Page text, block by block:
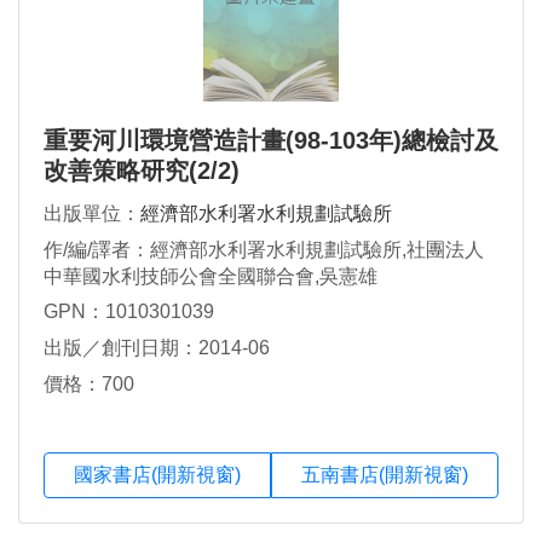
重要河川環境營造計畫(98-103年)總檢討及
改善策略研究(2/2)
出版單位： 經濟部水利署水利規劃試驗所
作/編/譯者：經濟部水利署水利規劃試驗所,社團法人
中華國水利技師公會全國聯合會,吳憲雄
GPN：1010301039
出版／創刊日期：2014-06
價格：700
國家書店(開新視窗) 五南書店(開新視窗)